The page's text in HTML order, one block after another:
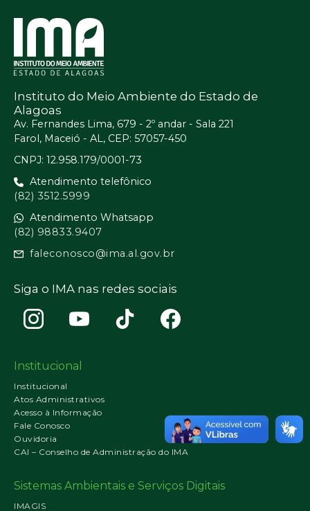
Instituto do Meio Ambiente do Estado de
Alagoas
Av. Fernandes Lima, 679 - 2º andar - Sala 221
Farol, Maceió - AL, CEP: 57057-450
CNPJ: 12.958.179/0001-73
Atendimento telefônico
(82) 3512.5999
Atendimento Whatsapp
(82) 98833.9407
faleconosco@ima.al.gov.br
Siga o IMA nas redes sociais
Institucional
Institucional
Atos Administrativos
Acesso à Informação
Fale Conosco
Ouvidoria
CAI – Conselho de Administração do IMA
Sistemas Ambientais e Serviços Digitais
IMAGIS